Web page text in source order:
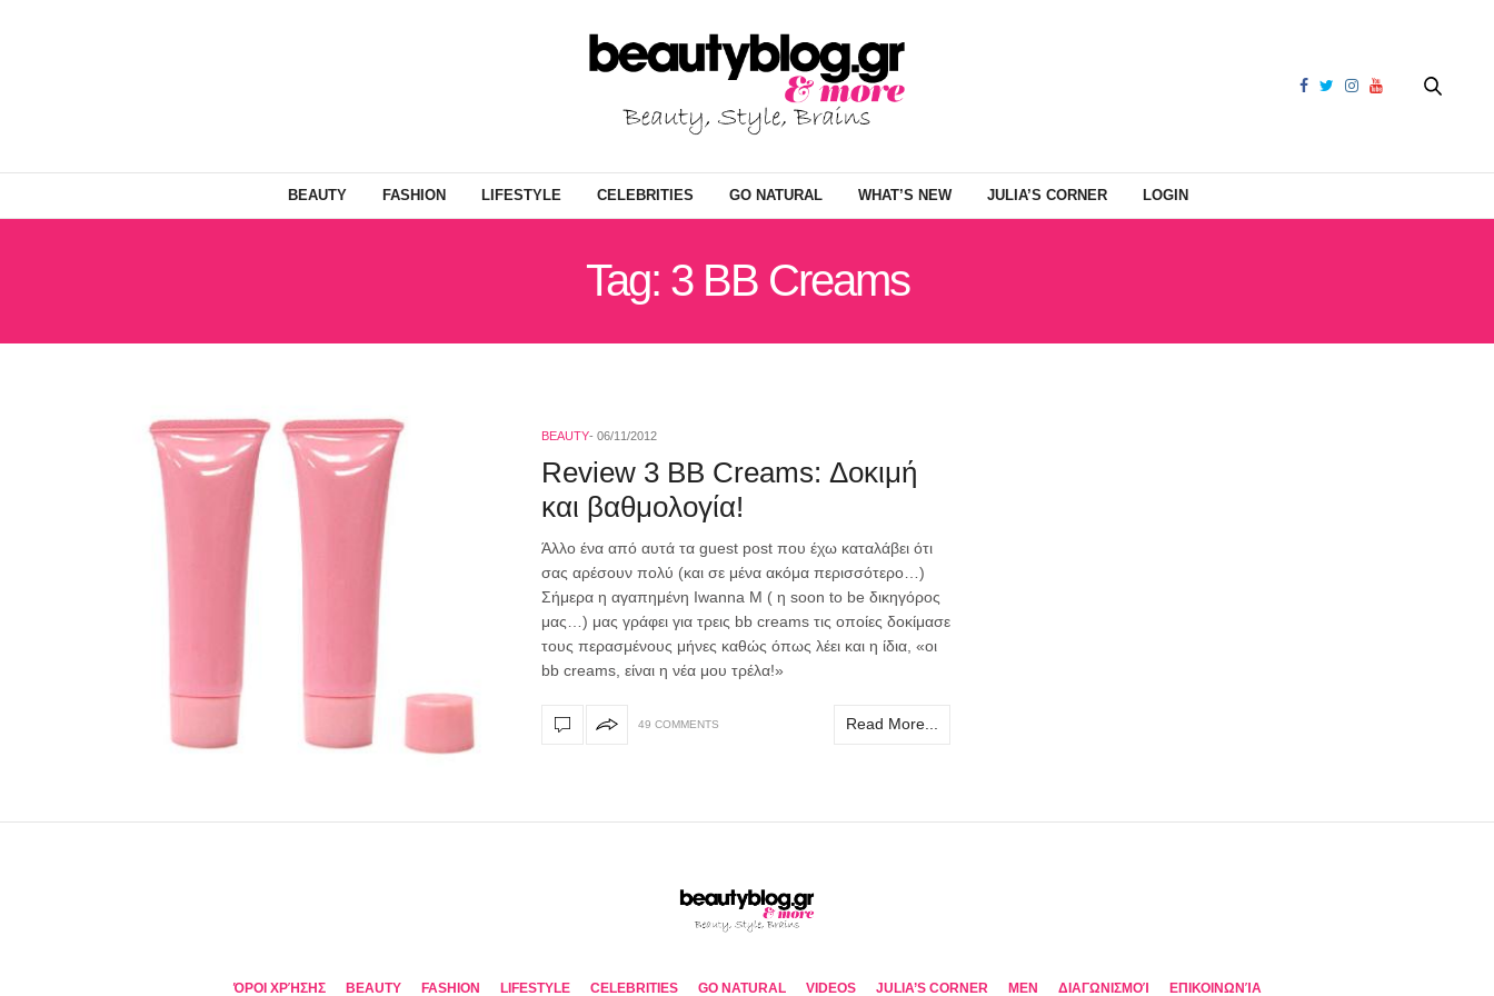
BEAUTY FASHION LIFESTYLE CELEBRITIES GO NATURAL WHAT’S NEW JULIA’S CORNER LOGIN
Tag: 3 BB Creams
BEAUTY 06/11/2012
Review 3 BB Creams: Δοκιμή
και βαθμολογία!
Άλλο ένα από αυτά τα guest post που έχω καταλάβει ότι
σας αρέσουν πολύ (και σε μένα ακόμα περισσότερο…)
Σήμερα η αγαπημένη Iwanna M ( η soon to be δικηγόρος
μας…) μας γράφει για τρεις bb creams τις οποίες δοκίμασε
τους περασμένους μήνες καθώς όπως λέει και η ίδια, «οι
bb creams, είναι η νέα μου τρέλα!»
49 COMMENTS Read More...
ΌΡΟΙ ΧΡΉΣΗΣ BEAUTY FASHION LIFESTYLE CELEBRITIES GO NATURAL VIDEOS JULIA’S CORNER MEN ΔΙΑΓΩΝΙΣΜΟΊ ΕΠΙΚΟΙΝΩΝΊΑ